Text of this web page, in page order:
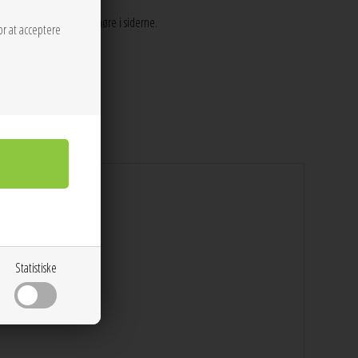
at acceptere
Statistiske
revneåbning med snøre i siderne.